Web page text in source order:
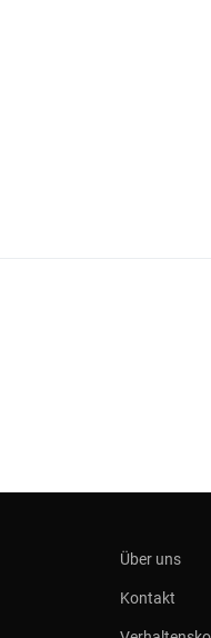
Über uns
Kontakt